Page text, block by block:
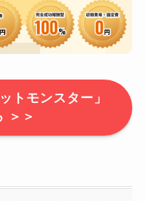
トモンスター」
＞＞